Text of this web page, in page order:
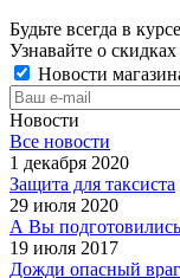
Будьте всегда в
Узнавайте о
Новости
Новости
Все новости
1 декабря 2020
Защита для таксиста
29 июля 2020
А Вы подготовились
19 июля 2017
Дожди опасный враг